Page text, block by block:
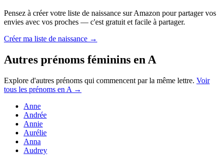
Pensez à créer votre liste de naissance sur Amazon pour partager vos
envies avec vos proches — c'est gratuit et facile à partager.
Créer ma liste de naissance →
Autres prénoms féminins en A
Explore d'autres prénoms qui commencent par la même lettre. Voir
tous les prénoms en A →
Anne
Andrée
Annie
Aurélie
Anna
Audrey